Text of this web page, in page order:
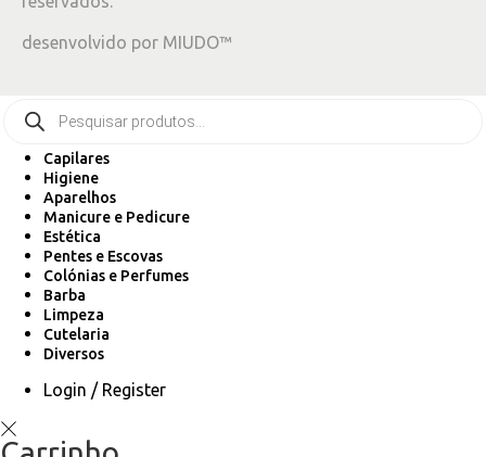
desenvolvido por MIUDO™
Capilares
Higiene
Aparelhos
Manicure e Pedicure
Estética
Pentes e Escovas
Colónias e Perfumes
Barba
Limpeza
Cutelaria
Diversos
Login / Register